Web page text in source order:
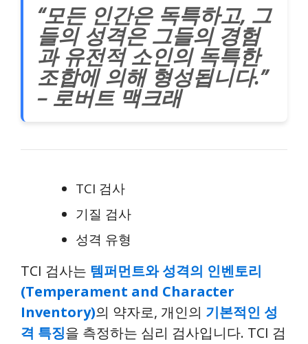
“모든 인간은 독특하고, 그
들의 성격은 그들의 경험
과 유전적 소인의 독특한
조합에 의해 형성됩니다.”
– 로버트 맥크래
TCI 검사
기질 검사
성격 유형
TCI 검사는 템퍼먼트와 성격의 인벤토리
(Temperament and Character
Inventory)의 약자로, 개인의 기본적인 성
격 특징을 측정하는 심리 검사입니다. TCI 검